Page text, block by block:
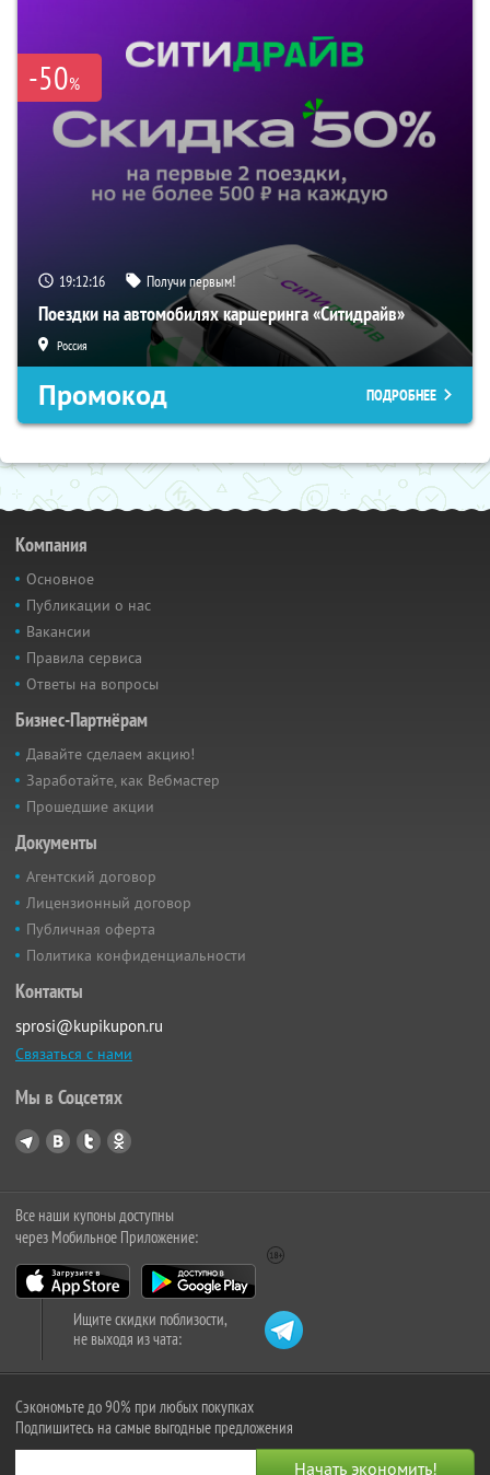
-50%
19:12:15 Получи первым!
Поездки на автомобилях каршеринга «Ситидрайв»
Россия
Промокод ПОДРОБНЕЕ
Компания
Основное
Публикации о нас
Вакансии
Правила сервиса
Ответы на вопросы
Бизнес-Партнёрам
Давайте сделаем акцию!
Заработайте, как Вебмастер
Прошедшие акции
Документы
Агентский договор
Лицензионный договор
Публичная оферта
Политика конфиденциальности
Контакты
sprosi@kupikupon.ru
Связаться с нами
Мы в Соцсетях
Все наши купоны доступны
через Мобильное Приложение:
Ищите скидки поблизости,
не выходя из чата:
Сэкономьте до 90% при любых покупках
Подпишитесь на самые выгодные предложения